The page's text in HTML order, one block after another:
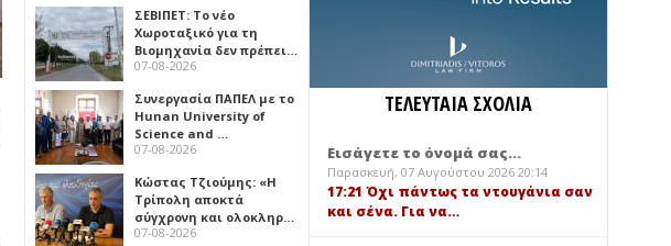
ΣΕΒΙΠΕΤ: Το νέο
Χωροταξικό για τη
Βιομηχανία δεν πρέπει…
07-08-2026
Συνεργασία ΠΑΠΕΛ με το
Hunan University of
Science and …
07-08-2026
Κώστας Τζιούμης: «Η
Τρίπολη αποκτά
σύγχρονη και ολοκληρ…
07-08-2026
ΤΕΛΕΥΤΑΙΑ ΣΧΟΛΙΑ
Εισάγετε το όνομά σας...
Παρασκευή, 07 Αυγούστου 2026 20:14
17:21 Όχι πάντως τα ντουγάνια σαν
και σένα. Για να…